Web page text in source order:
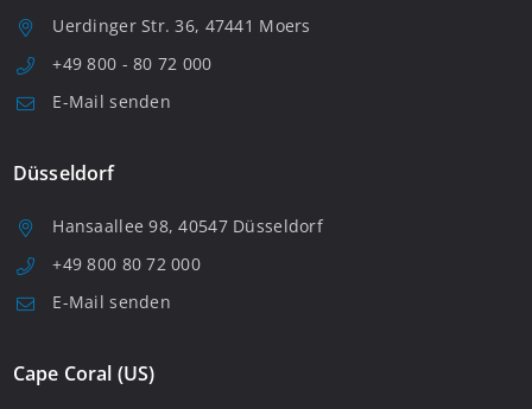
Uerdinger Str. 36, 47441 Moers
+49 800 - 80 72 000
E-Mail senden
Düsseldorf
Hansaallee 98, 40547 Düsseldorf
+49 800 80 72 000
E-Mail senden
Cape Coral (US)